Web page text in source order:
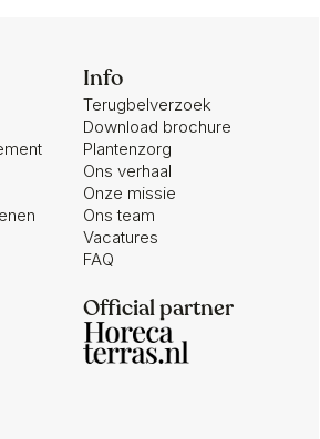
Info
Terugbelverzoek
Download brochure
Plantenzorg
Ons verhaal
Onze missie
Ons team
Vacatures
FAQ
Official partner